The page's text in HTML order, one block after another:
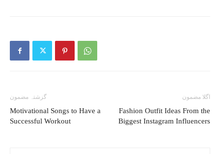
گزشتہ مضمون
Motivational Songs to Have a
Successful Workout
اگلا مضمون
Fashion Outfit Ideas From the
Biggest Instagram Influencers